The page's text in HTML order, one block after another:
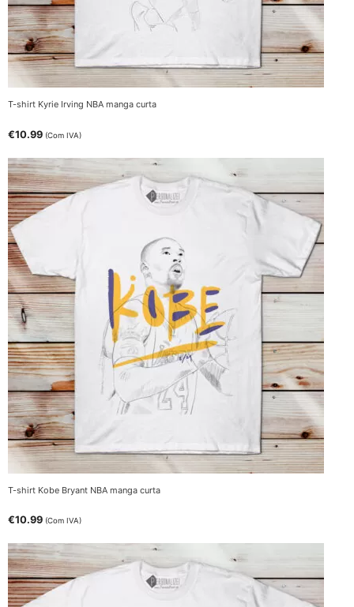
T-shirt Kyrie Irving NBA manga curta
€10.99 (Com IVA)
T-shirt Kobe Bryant NBA manga curta
€10.99 (Com IVA)